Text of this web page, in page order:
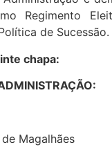
Regimento
de Sucessão.
chapa:
Magalhães